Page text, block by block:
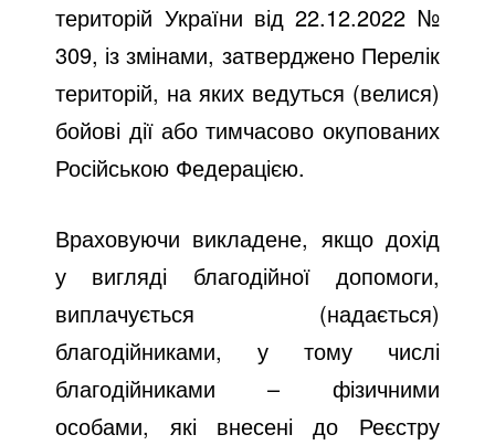
територій України від 22.12.2022 №
309, із змінами, затверджено Перелік
територій, на яких ведуться (велися)
бойові дії або тимчасово окупованих
Російською Федерацією.
Враховуючи викладене, якщо дохід
у вигляді благодійної допомоги,
виплачується (надається)
благодійниками, у тому числі
благодійниками – фізичними
особами, які внесені до Реєстру